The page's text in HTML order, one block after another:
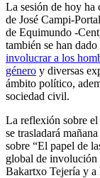
La sesión de hoy ha
de José Campi-
de Equimundo -
también se han
involucrar a los
género y diversas
ámbito político,
sociedad civil.
La reflexión sobre
se trasladará
sobre “El papel de
global de involución
Bakartxo Tejería y a